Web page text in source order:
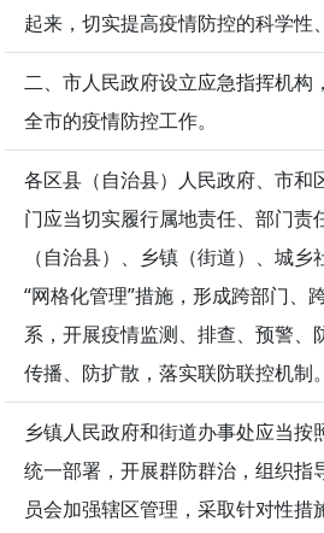
起来，切实提高疫情防控的科学性
二、市人民政府设立应急指挥机构
全市的疫情防控工作。
各区县（自治县）人民政府、市和
门应当切实履行属地责任、部门责
（自治县）、乡镇（街道）、城
“网格化管理”措施，形成跨部门、
系，开展疫情监测、排查、预警、
传播、防扩散，落实联防联控机制。
乡镇人民政府和街道办事处应当按
统一部署，开展群防群治，组织指
员会加强辖区管理，采取针对性措